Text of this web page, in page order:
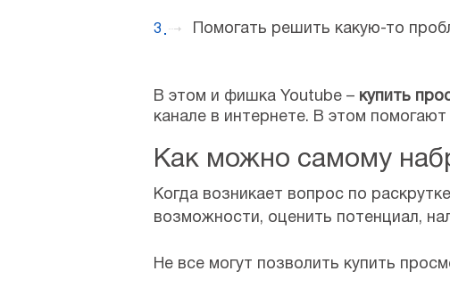
Помогать решить какую-то
В этом и фишка Youtube – купить
канале в интернете. В этом
Как можно самому
Когда возникает вопрос по
возможности, оценить потенциал,
Не все могут позволить купить